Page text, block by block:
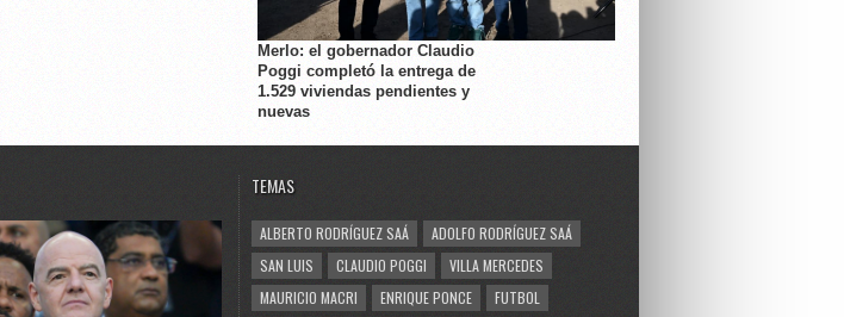
Merlo: el gobernador Claudio
Poggi completó la entrega de
1.529 viviendas pendientes y
nuevas
TEMAS
ALBERTO RODRÍGUEZ SAÁ
ADOLFO RODRÍGUEZ SAÁ
SAN LUIS
CLAUDIO POGGI
VILLA MERCEDES
MAURICIO MACRI
ENRIQUE PONCE
FUTBOL